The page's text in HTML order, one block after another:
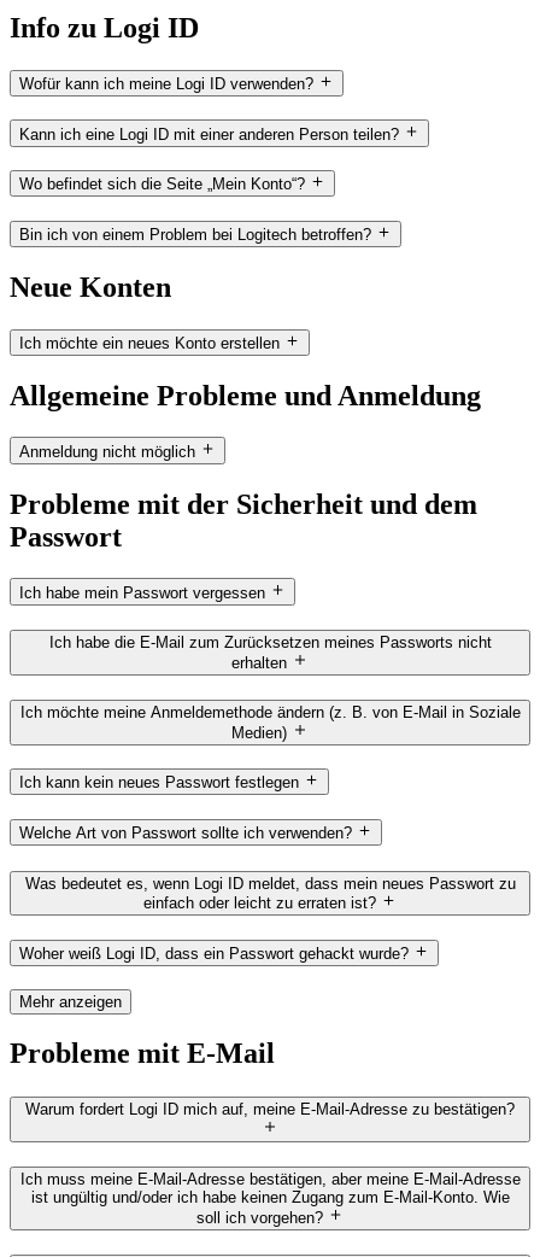
Info zu Logi ID
Wofür kann ich meine Logi ID verwenden?
Kann ich eine Logi ID mit einer anderen Person teilen?
Wo befindet sich die Seite „Mein Konto“?
Bin ich von einem Problem bei Logitech betroffen?
Neue Konten
Ich möchte ein neues Konto erstellen
Allgemeine Probleme und Anmeldung
Anmeldung nicht möglich
Probleme mit der Sicherheit und dem
Passwort
Ich habe mein Passwort vergessen
Ich habe die E-Mail zum Zurücksetzen meines Passworts nicht
erhalten
Ich möchte meine Anmeldemethode ändern (z. B. von E-Mail in Soziale
Medien)
Ich kann kein neues Passwort festlegen
Welche Art von Passwort sollte ich verwenden?
Was bedeutet es, wenn Logi ID meldet, dass mein neues Passwort zu
einfach oder leicht zu erraten ist?
Woher weiß Logi ID, dass ein Passwort gehackt wurde?
Mehr anzeigen
Probleme mit E-Mail
Warum fordert Logi ID mich auf, meine E-Mail-Adresse zu bestätigen?
Ich muss meine E-Mail-Adresse bestätigen, aber meine E-Mail-Adresse
ist ungültig und/oder ich habe keinen Zugang zum E-Mail-Konto. Wie
soll ich vorgehen?